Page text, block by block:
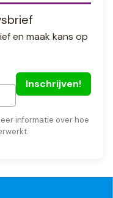
en maak kans op
informatie over hoe